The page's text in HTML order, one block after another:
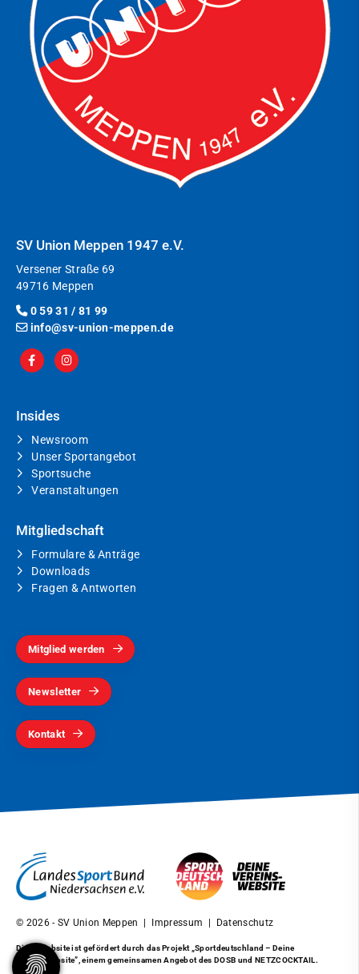
SV Union Meppen 1947 e.V.
Versener Straße 69
49716 Meppen
0 59 31 / 81 99
info@sv-union-meppen.de
Insides
Newsroom
Unser Sportangebot
Sportsuche
Veranstaltungen
Mitgliedschaft
Formulare & Anträge
Downloads
Fragen & Antworten
Mitglied werden
Newsletter
Kontakt
© 2026 - SV Union Meppen | Impressum Datenschutz
Diese Website ist gefördert durch das Projekt„Sportdeutschland – Deine
Vereinswebsite”, einem gemeinsamen Angebot des DOSB und NETZCOCKTAIL.